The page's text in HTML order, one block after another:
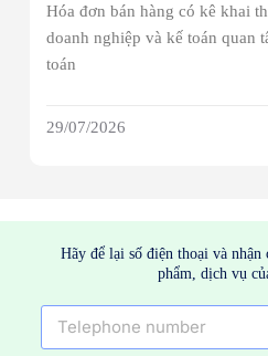
Hóa đơn bán hàng có kê khai
doanh nghiệp và kế toán quan
toán
29/07/2026
Hãy để lại số điện thoại và nhận
phẩm, dịch vụ